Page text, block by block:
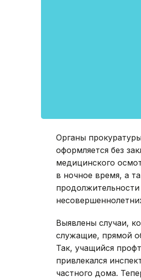
Органы
оформляется без
медицинского
в ночное время, а
Выявлены случаи,
служащие, прямой
Так, учащийся
привлекался
частного дома.